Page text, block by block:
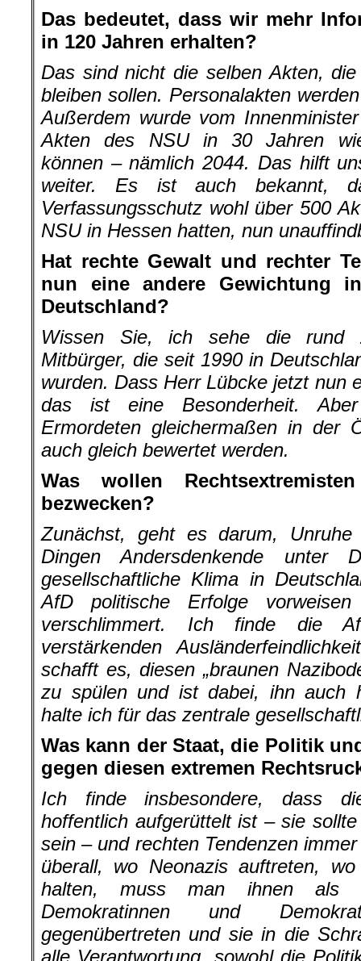
Das bedeutet, dass wir mehr
in 120 Jahren erhalten?
Das sind nicht die selben Akten,
bleiben sollen. Personalakten
Außerdem wurde vom
Akten des NSU in 30 Jahren
können – nämlich 2044. Das hilft
weiter. Es ist auch bekannt,
Verfassungsschutz wohl über 500
NSU in Hessen hatten, nun
Hat rechte Gewalt und rechter
nun eine andere Gewichtung
Deutschland?
Wissen Sie, ich sehe die rund
Mitbürger, die seit 1990 in
wurden. Dass Herr Lübcke jetzt nun
das ist eine Besonderheit.
Ermordeten gleichermaßen in der
auch gleich bewertet werden.
Was wollen
bezwecken?
Zunächst, geht es darum,
Dingen Andersdenkende unter
gesellschaftliche Klima in
AfD politische Erfolge
verschlimmert. Ich finde die
verstärkenden
schafft es, diesen „braunen
zu spülen und ist dabei, ihn auch
halte ich für das zentrale
Was kann der Staat, die Politik
gegen diesen extremen
Ich finde insbesondere, dass
hoffentlich aufgerüttelt ist – sie
sein – und rechten Tendenzen
überall, wo Neonazis auftreten,
halten, muss man ihnen als
Demokratinnen und
gegenübertreten und sie in die
alle Verantwortung, sowohl die